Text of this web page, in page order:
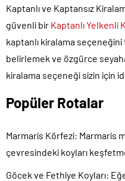
Kaptanlı ve Kaptansız
güvenli bir Kaptanlı Yelkenli
kaptanlı kiralama
belirlemek ve özgürce
kiralama seçeneği sizin için
Popüler Rotalar
Marmaris Körfezi: Marmaris
çevresindeki koyları
Göcek ve Fethiye Koyları: